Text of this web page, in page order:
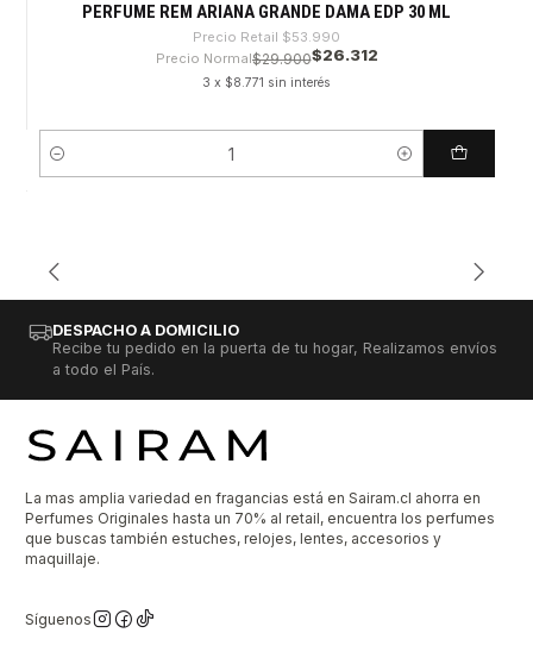
PERFUME REM ARIANA GRANDE DAMA EDP 30 ML
Precio Retail $53.990
Precio Normal$29.900$26.312
3 x $8.771 sin interés
Cantidad
DESPACHO A DOMICILIO
Recibe tu pedido en la puerta de tu hogar, Realizamos envíos
a todo el País.
La mas amplia variedad en fragancias está en Sairam.cl ahorra en
Perfumes Originales hasta un 70% al retail, encuentra los perfumes
que buscas también estuches, relojes, lentes, accesorios y
maquillaje.
Síguenos